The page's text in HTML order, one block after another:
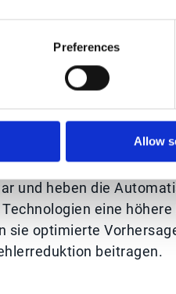
Preferences
Allow
ist notwendig, um mit
(NLP) für
und heben die
eine
sie optimierte
beitragen.